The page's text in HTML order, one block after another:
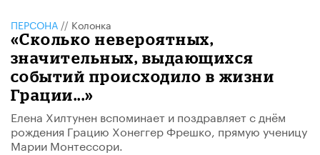
ПЕРСОНА // Колонка
«Сколько невероятных,
значительных, выдающихся
событий происходило в жизни
Грации...»
Елена Хилтунен вспоминает и поздравляет с днём
рождения Грацию Хонеггер Фрешко, прямую ученицу
Марии Монтессори.